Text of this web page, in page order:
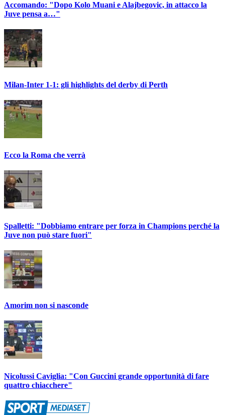
Accomando: "Dopo Kolo Muani e Alajbegovic, in attacco la
Juve pensa a…"
Milan-Inter 1-1: gli highlights del derby di Perth
Ecco la Roma che verrà
Spalletti: "Dobbiamo entrare per forza in Champions perché la
Juve non può stare fuori"
Amorim non si nasconde
Nicolussi Caviglia: "Con Guccini grande opportunità di fare
quattro chiacchere"